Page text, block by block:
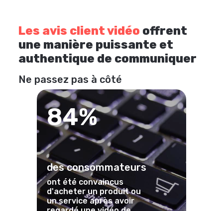
Les avis client vidéo offrent
une manière puissante et
authentique de communiquer
Ne passez pas à côté
84%
des consommateurs
ont été convaincus
d'acheter un produit ou
un service après avoir